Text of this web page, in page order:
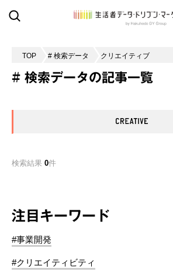
TOP # 検索データ クリエイティブ
# 検索データの記事一覧
検索結果 0件
注目キーワード
#事業開発
#クリエイティビティ